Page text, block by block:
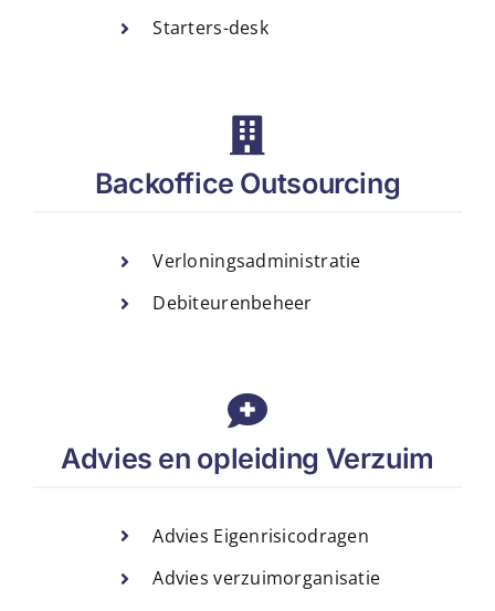
Starters-desk
Backoffice Outsourcing
Verloningsadministratie
Debiteurenbeheer
Advies en opleiding Verzuim
Advies Eigenrisicodragen
Advies verzuimorganisatie